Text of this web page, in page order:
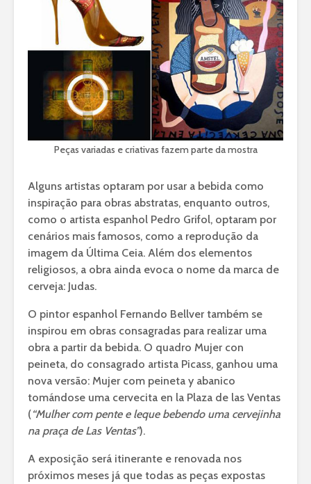
Peças variadas e criativas fazem parte da mostra
Alguns artistas optaram por usar a bebida como
inspiração para obras abstratas, enquanto outros,
como o artista espanhol Pedro Grifol, optaram por
cenários mais famosos, como a reprodução da
imagem da Última Ceia. Além dos elementos
religiosos, a obra ainda evoca o nome da marca de
cerveja: Judas.
O pintor espanhol Fernando Bellver também se
inspirou em obras consagradas para realizar uma
obra a partir da bebida. O quadro Mujer con
peineta, do consagrado artista Picass, ganhou uma
nova versão: Mujer com peineta y abanico
tomándose uma cervecita en la Plaza de las Ventas
(“Mulher com pente e leque bebendo uma cervejinha
na praça de Las Ventas”).
A exposição será itinerante e renovada nos
próximos meses já que todas as peças expostas